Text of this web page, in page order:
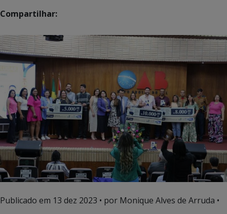
Compartilhar:
Publicado em 13 dez 2023 • por Monique Alves de Arruda •